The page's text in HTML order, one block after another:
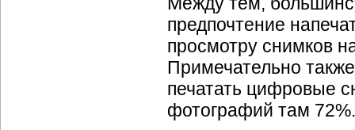
предпочтение
просмотру снимков
Примечательно
печатать цифровые
фотографий там 72%.